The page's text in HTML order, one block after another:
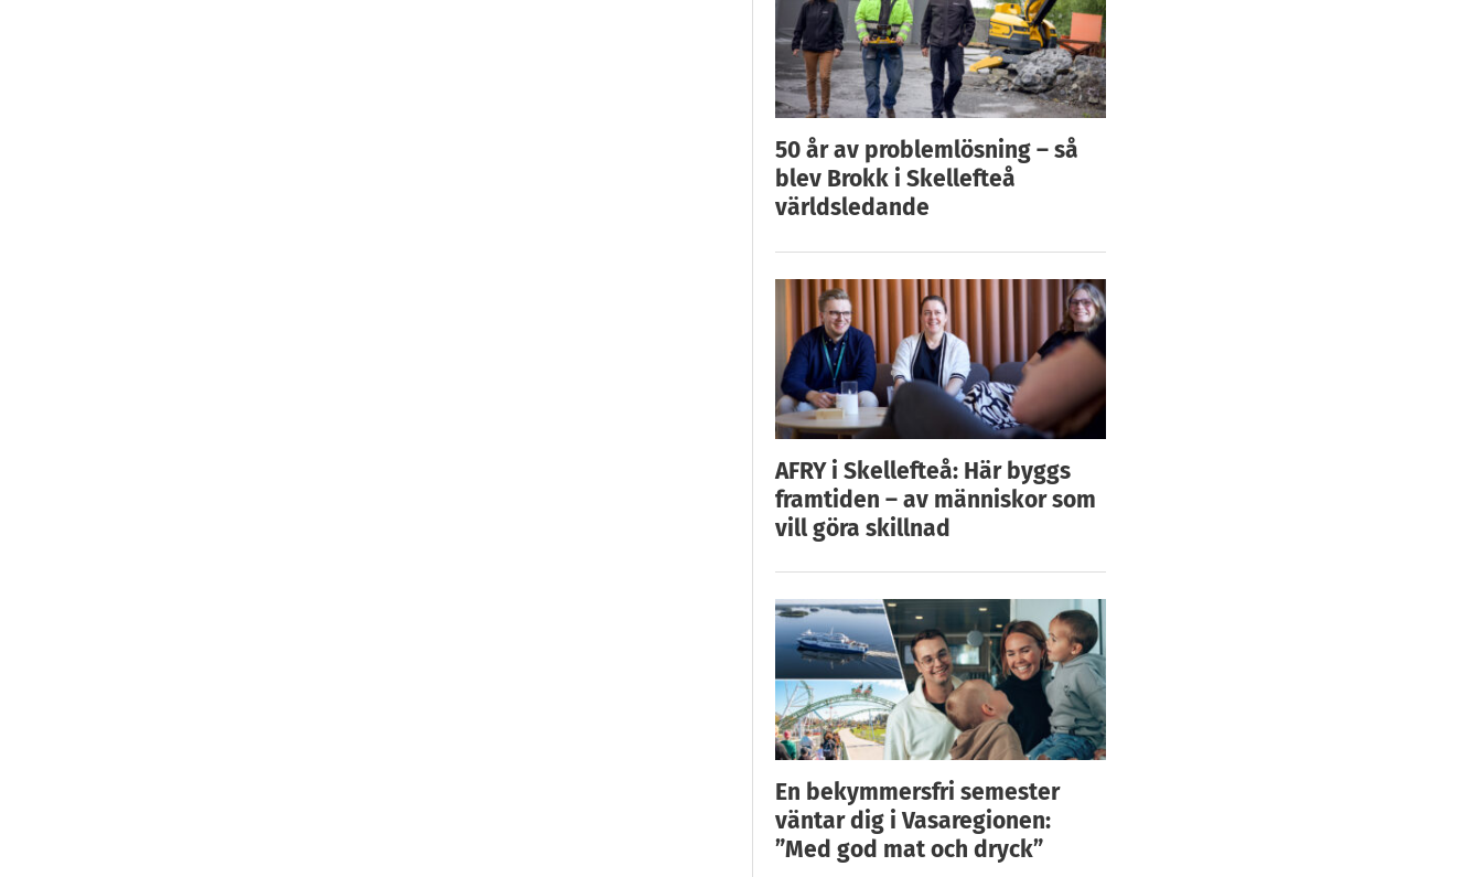
50 år av problemlösning – så
blev Brokk i Skellefteå
världsledande
AFRY i Skellefteå: Här byggs
framtiden – av människor som
vill göra skillnad
En bekymmersfri semester
väntar dig i Vasaregionen:
”Med god mat och dryck”